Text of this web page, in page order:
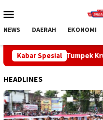
ke
Mobile
NEWS DAERAH EKONOMI
Kabar Spesial
Krulut, Pemkab Bangli
HEADLINES